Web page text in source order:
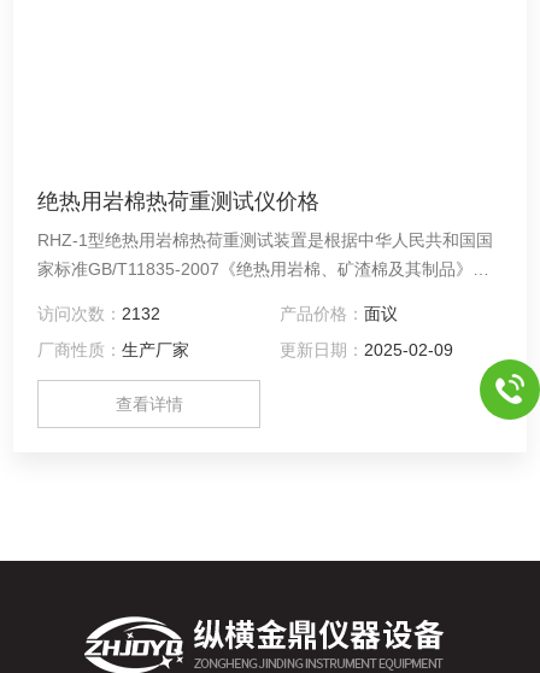
绝热用岩棉热荷重测试仪价格
RHZ-1型绝热用岩棉热荷重测试装置是根据中华人民共和国国
家标准GB/T11835-2007《绝热用岩棉、矿渣棉及其制品》中
价格
访问次数： 2132 产品价格： 面议
厂商性质：生产厂家 更新日期： 2025-02-09
查看详情